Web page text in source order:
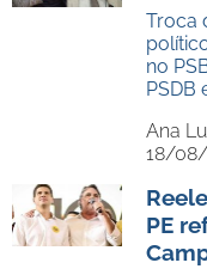
Troca
no
PSDB
Ana
18/08/
PE